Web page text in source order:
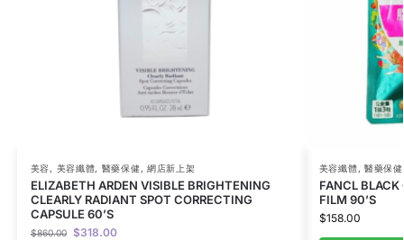
美容, 美容纖體, 醫藥保健, 網店新上架
ELIZABETH ARDEN VISIBLE BRIGHTENING
CLEARLY RADIANT SPOT CORRECTING
CAPSULE 60’S
$860.00 $318.00
美容纖體, 醫藥保健
FANCL BLACK
FILM 90’S
$158.00